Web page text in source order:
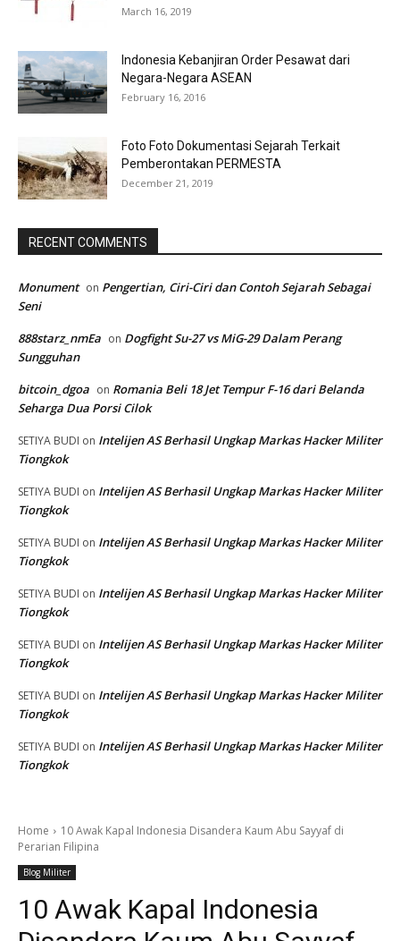
March 16, 2019
Indonesia Kebanjiran Order Pesawat dari
Negara-Negara ASEAN
February 16, 2016
Foto Foto Dokumentasi Sejarah Terkait
Pemberontakan PERMESTA
December 21, 2019
RECENT COMMENTS
Monument on Pengertian, Ciri-Ciri dan Contoh Sejarah Sebagai
Seni
888starz_nmEa on Dogfight Su-27 vs MiG-29 Dalam Perang
Sungguhan
bitcoin_dgoa on Romania Beli 18 Jet Tempur F-16 dari Belanda
Seharga Dua Porsi Cilok
SETIYA BUDI on Intelijen AS Berhasil Ungkap Markas Hacker Militer
Tiongkok
SETIYA BUDI on Intelijen AS Berhasil Ungkap Markas Hacker Militer
Tiongkok
SETIYA BUDI on Intelijen AS Berhasil Ungkap Markas Hacker Militer
Tiongkok
SETIYA BUDI on Intelijen AS Berhasil Ungkap Markas Hacker Militer
Tiongkok
SETIYA BUDI on Intelijen AS Berhasil Ungkap Markas Hacker Militer
Tiongkok
SETIYA BUDI on Intelijen AS Berhasil Ungkap Markas Hacker Militer
Tiongkok
SETIYA BUDI on Intelijen AS Berhasil Ungkap Markas Hacker Militer
Tiongkok